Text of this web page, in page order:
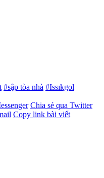
#sập tòa nhà #Issıkgol
Chia sẻ qua Twitter
Copy link bài viết